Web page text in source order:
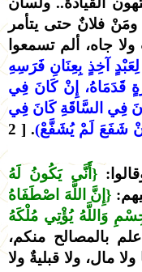
ومَنْ فلانٌ حتى يتأمر
جاه، ألم تسمعوا
آخِذٍ بِعِنَانِ فَرَسِهِ
قَدَمَاهُ، إِنْ كَانَ فِي
فِي السَّاقَةِ كَانَ فِي
شَفَعَ لَمْ يُشَفَّعْ)
. [ 2
{أَنَّى يَكُونُ لَهُ
{إِنَّ اللَّهَ اصْطَفَاهُ
وَاللَّهُ يُؤْتِي مُلْكَهُ
بالمصالح منكم،
مال، ولا قبليةٌ ولا